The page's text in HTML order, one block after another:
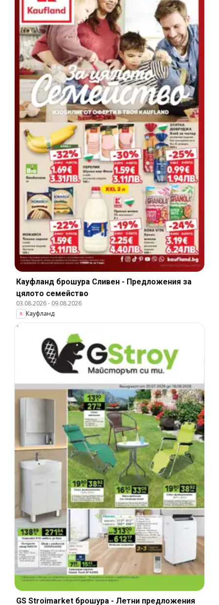
Кауфланд брошура Сливен - Предложения за
цялото семейство
03.08.2026- 09.08.2026
Кауфланд
GS Stroimarket брошура - Летни предложения